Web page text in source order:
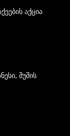
Აქცია
Შუშის